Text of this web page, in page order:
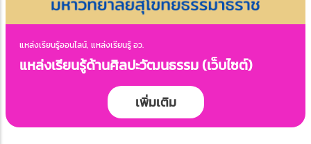
แหล่งเรียนรู้ออนไลน์, แหล่งเรียนรู้ อว.
แหล่งเรียนรู้ด้านศิลปะวัฒนธรรม (เว็บไซต์)
เพิ่มเติม